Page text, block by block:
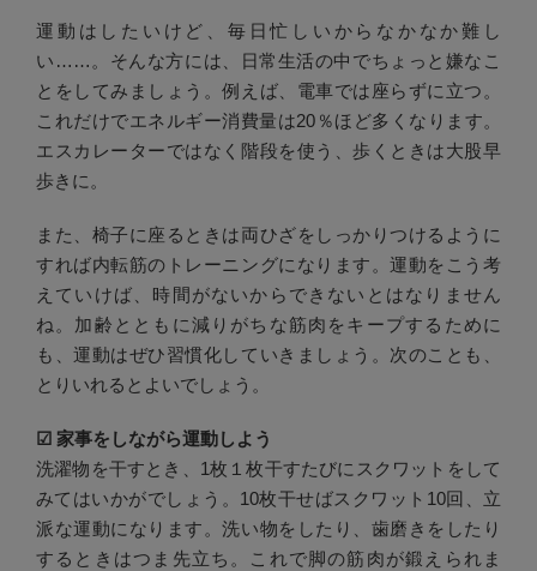
運動はしたいけど、毎日忙しいからなかなか難し
い……。そんな方には、日常生活の中でちょっと嫌なこ
とをしてみましょう。例えば、電車では座らずに立つ。
これだけでエネルギー消費量は20％ほど多くなります。
エスカレーターではなく階段を使う、歩くときは大股早
歩きに。
また、椅子に座るときは両ひざをしっかりつけるように
すれば内転筋のトレーニングになります。運動をこう考
えていけば、時間がないからできないとはなりません
ね。加齢とともに減りがちな筋肉をキープするために
も、運動はぜひ習慣化していきましょう。次のことも、
とりいれるとよいでしょう。
☑︎ 家事をしながら運動しよう
洗濯物を干すとき、1枚１枚干すたびにスクワットをして
みてはいかがでしょう。10枚干せばスクワット10回、立
派な運動になります。洗い物をしたり、歯磨きをしたり
するときはつま先立ち。これで脚の筋肉が鍛えられま